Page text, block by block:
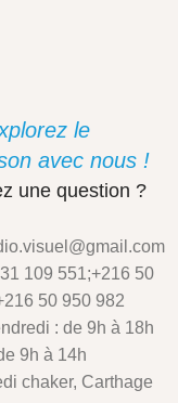
le
avec nous !
une question ?
109 551;+216 50
50 950 982
: de 9h à 18h
9h à 14h
chaker, Carthage